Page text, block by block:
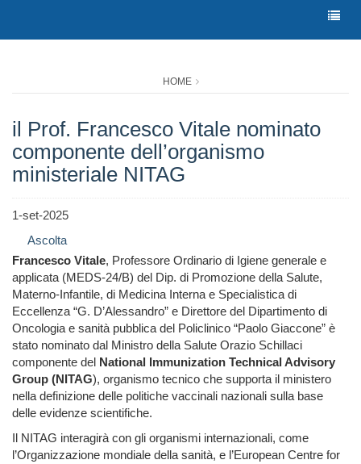
HOME
il Prof. Francesco Vitale nominato
componente dell’organismo
ministeriale NITAG
1-set-2025
Ascolta
Francesco Vitale, Professore Ordinario di Igiene generale e
applicata (MEDS-24/B) del Dip. di Promozione della Salute,
Materno-Infantile, di Medicina Interna e Specialistica di
Eccellenza “G. D’Alessandro” e Direttore del Dipartimento di
Oncologia e sanità pubblica del Policlinico “Paolo Giaccone” è
stato nominato dal Ministro della Salute Orazio Schillaci
componente del National Immunization Technical Advisory
Group (NITAG), organismo tecnico che supporta il ministero
nella definizione delle politiche vaccinali nazionali sulla base
delle evidenze scientifiche.
Il NITAG interagirà con gli organismi internazionali, come
l’Organizzazione mondiale della sanità, e l’European Centre for